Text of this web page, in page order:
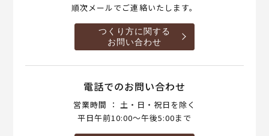
順次メールでご連絡いたします。
つくり方に関する
お問い合わせ
電話でのお問い合わせ
営業時間 ： 土・日・祝日を除く
平日午前10:00～午後5:00まで